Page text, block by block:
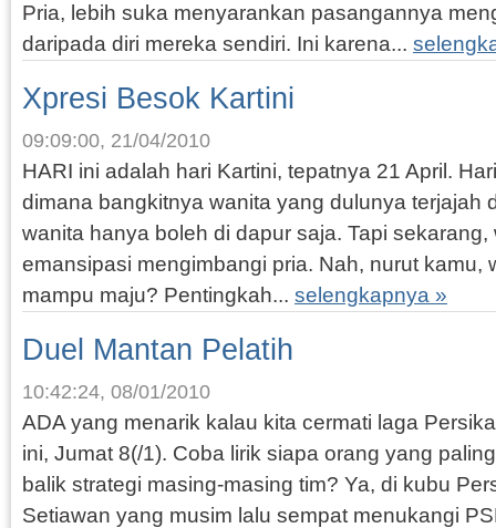
Pria, lebih suka menyarankan pasangannya
daripada diri mereka sendiri. Ini karena...
Xpresi Besok Kartini
09:09:00, 21/04/2010
HARI ini adalah hari Kartini, tepatnya 21 April.
dimana bangkitnya wanita yang dulunya terjajah
wanita hanya boleh di dapur saja. Tapi
emansipasi mengimbangi pria. Nah, nurut kamu,
mampu maju? Pentingkah... selengkapnya »
Duel Mantan Pelatih
10:42:24, 08/01/2010
ADA yang menarik kalau kita cermati laga
ini, Jumat 8(/1). Coba lirik siapa orang yang
balik strategi masing-masing tim? Ya, di kubu
Setiawan yang musim lalu sempat menukangi